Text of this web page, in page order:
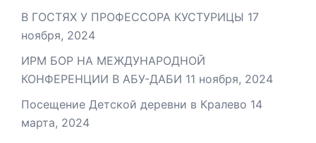
В ГОСТЯХ У ПРОФЕССОРА КУСТУРИЦЫ 17
ноября, 2024
ИРМ БОР НА МЕЖДУНАРОДНОЙ
КОНФЕРЕНЦИИ В АБУ-ДАБИ 11 ноября, 2024
Посещение Детской деревни в Кралево 14
марта, 2024